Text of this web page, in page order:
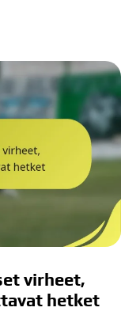
virheet,
hetket